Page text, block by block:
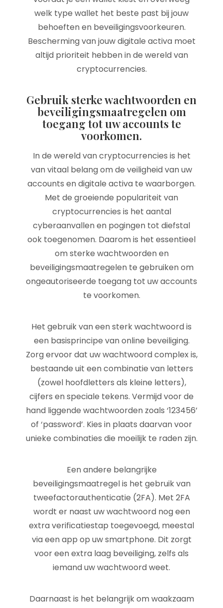
welk type wallet het beste past bij jouw
behoeften en beveiligingsvoorkeuren.
Bescherming van jouw digitale activa moet
altijd prioriteit hebben in de wereld van
cryptocurrencies.
Gebruik sterke wachtwoorden en
beveiligingsmaatregelen om
toegang tot uw accounts te
voorkomen.
In de wereld van cryptocurrencies is het
van vitaal belang om de veiligheid van uw
accounts en digitale activa te waarborgen.
Met de groeiende populariteit van
cryptocurrencies is het aantal
cyberaanvallen en pogingen tot diefstal
ook toegenomen. Daarom is het essentieel
om sterke wachtwoorden en
beveiligingsmaatregelen te gebruiken om
ongeautoriseerde toegang tot uw accounts
te voorkomen.
Het gebruik van een sterk wachtwoord is
een basisprincipe van online beveiliging.
Zorg ervoor dat uw wachtwoord complex is,
bestaande uit een combinatie van letters
(zowel hoofdletters als kleine letters),
cijfers en speciale tekens. Vermijd voor de
hand liggende wachtwoorden zoals ‘123456’
of ‘password’. Kies in plaats daarvan voor
unieke combinaties die moeilijk te raden zijn.
Een andere belangrijke
beveiligingsmaatregel is het gebruik van
tweefactorauthenticatie (2FA). Met 2FA
wordt er naast uw wachtwoord nog een
extra verificatiestap toegevoegd, meestal
via een app op uw smartphone. Dit zorgt
voor een extra laag beveiliging, zelfs als
iemand uw wachtwoord weet.
Daarnaast is het belangrijk om waakzaam